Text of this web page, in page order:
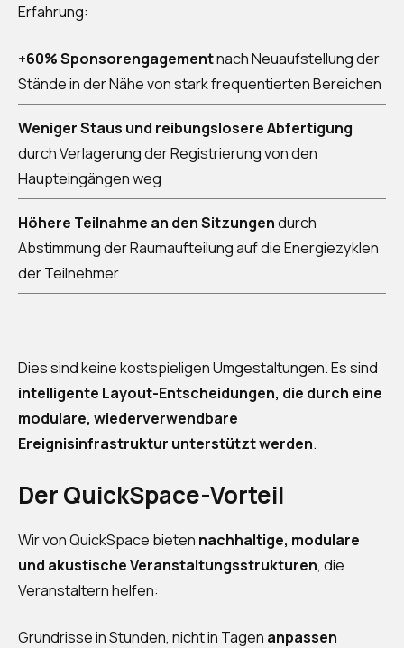
Erfahrung:
+60% Sponsorengagementnach Neuaufstellung der
Stände in der Nähe von stark frequentierten Bereichen
Weniger Staus und reibungslosere Abfertigung
durch Verlagerung der Registrierung von den
Haupteingängen weg
Höhere Teilnahme an den Sitzungendurch
Abstimmung der Raumaufteilung auf die Energiezyklen
der Teilnehmer
Dies sind keine kostspieligen Umgestaltungen. Es sind
intelligente Layout-Entscheidungen, die durch eine
modulare, wiederverwendbare
Ereignisinfrastruktur unterstützt werden.
Der QuickSpace-Vorteil
Wir von QuickSpace bieten nachhaltige, modulare
und akustische Veranstaltungsstrukturen, die
Veranstaltern helfen:
Grundrisse in Stunden, nicht in Tagen anpassen